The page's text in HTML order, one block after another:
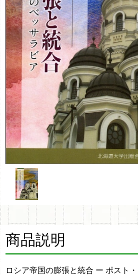
商品説明
ロシア帝国の膨張と統合 ー ポスト